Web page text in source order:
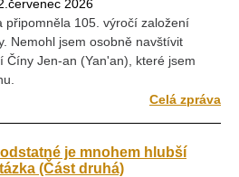
2026
připomněla 105. výročí založení
Nemohl jsem osobně navštívit
Číny Jen-an (Yan'an), které jsem
Celá zpráva
je mnohem hlubší
(Část druhá)